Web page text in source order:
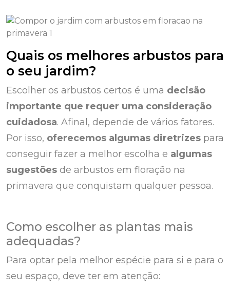
Quais os melhores arbustos para
o seu jardim?
Escolher os arbustos certos é uma decisão
importante que requer uma consideração
cuidadosa. Afinal, depende de vários fatores.
Por isso, oferecemos algumas diretrizes para
conseguir fazer a melhor escolha e algumas
sugestões de arbustos em floração na
primavera que conquistam qualquer pessoa.
Como escolher as plantas mais
adequadas?
Para optar pela melhor espécie para si e para o
seu espaço, deve ter em atenção: